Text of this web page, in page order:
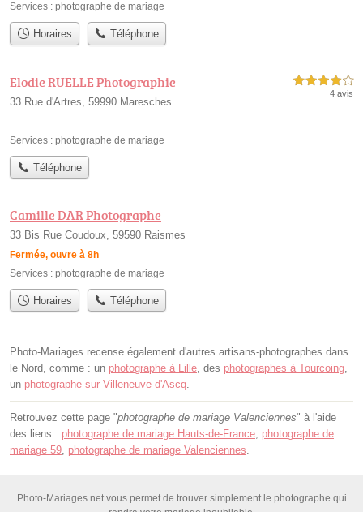
Services : photographe de mariage
Horaires Téléphone
Elodie RUELLE Photographie
33 Rue d'Artres, 59990 Maresches
4,0 étoiles sur 5
4 avis
Services : photographe de mariage
Téléphone
Camille DAR Photographe
33 Bis Rue Coudoux, 59590 Raismes
Fermée, ouvre à 8h
Services : photographe de mariage
Horaires Téléphone
Photo-Mariages recense également d'autres artisans-photographes dans
le Nord, comme : un photographe à Lille, des photographes à Tourcoing,
un photographe sur Villeneuve-d'Ascq.
Retrouvez cette page "photographe de mariage Valenciennes" à l'aide
des liens : photographe de mariage Hauts-de-France, photographe de
mariage 59, photographe de mariage Valenciennes.
Photo-Mariages.net vous permet de trouver simplement le photographe qui